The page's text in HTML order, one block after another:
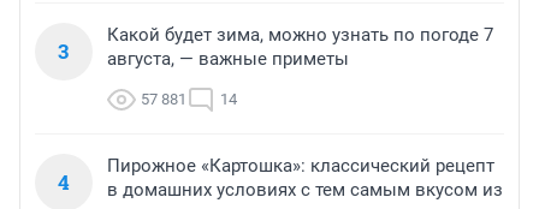
3
Какой будет зима, можно узнать по погоде 7
августа, — важные приметы
57 881 14
4
Пирожное «Картошка»: классический рецепт
в домашних условиях с тем самым вкусом из